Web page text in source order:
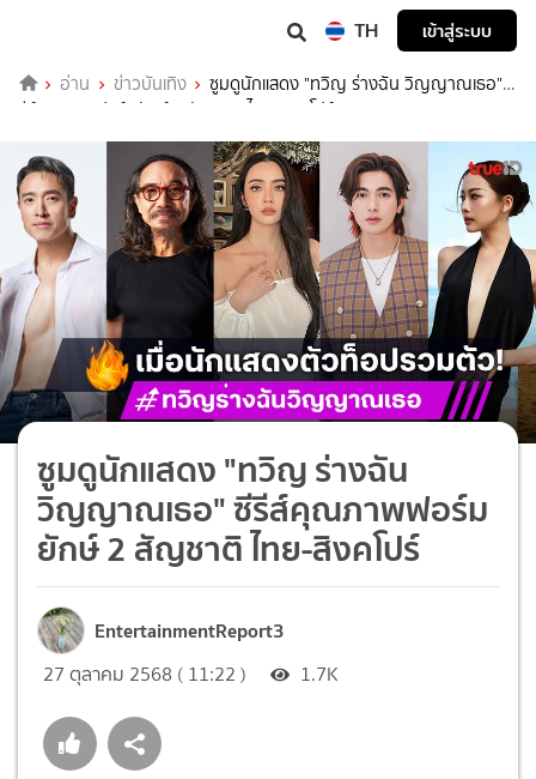
TH เข้าสู่ระบบ
อ่าน ข่าวบันเทิง
ซูมดูนักแสดง "ทวิญ ร่างฉัน วิญญาณเธอ" ซี
รีส์คุณภาพฟอร์มยักษ์ 2 สัญชาติ ไทย-สิงคโปร์
ซูมดูนักแสดง "ทวิญ ร่างฉัน
วิญญาณเธอ" ซีรีส์คุณภาพฟอร์ม
ยักษ์ 2 สัญชาติ ไทย-สิงคโปร์
EntertainmentReport3
27 ตุลาคม 2568 ( 11:22 ) 1.7K